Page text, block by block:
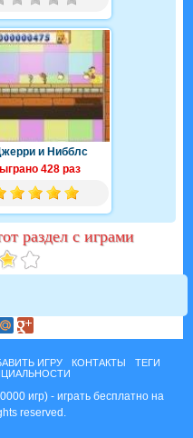
и Нибблс
428 раз
раздел с играми
ИГРУ КОНТАКТЫ
ТЕГИ
игр) - играть бесплатно на
reserved.